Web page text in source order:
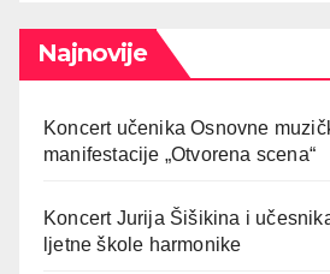
Najnovije
Koncert učenika Osnovne
manifestacije „Otvorena scena“
Koncert Jurija Šišikina i
ljetne škole harmonike